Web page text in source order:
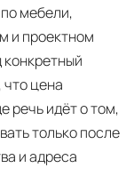
мебели,
и проектном
конкретный
что цена
речь идёт о том,
только после
и адреса